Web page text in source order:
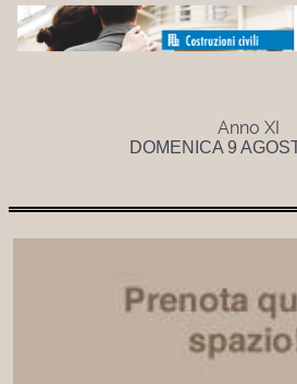
Anno XI
DOMENICA 9